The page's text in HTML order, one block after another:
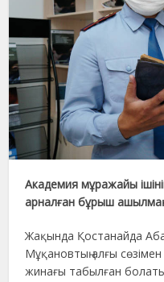
Академия мұражайы
арналған бұрыш
Жақында Қостанайда
Мұқановтың алғы
жинағы табылған